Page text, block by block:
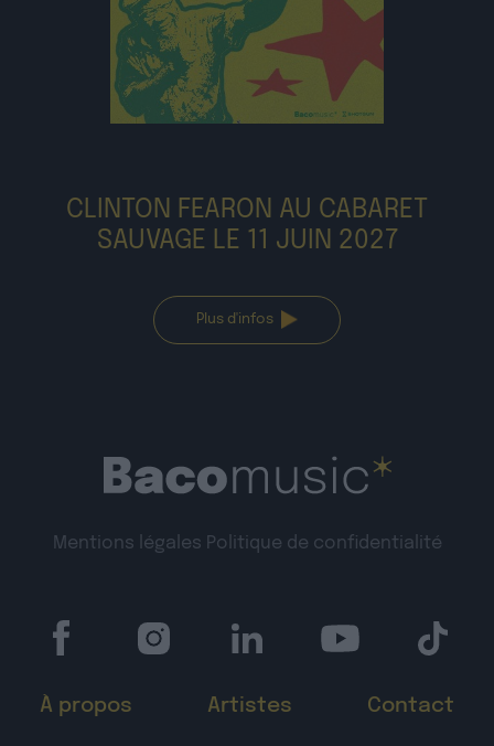
CLINTON FEARON AU CABARET
SAUVAGE LE 11 JUIN 2027
Plus d'infos
Mentions légales Politique de confidentialité
À propos Artistes Contact